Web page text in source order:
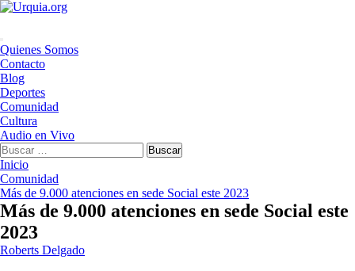
Saltar
Menú
principal
Quienes Somos
Contacto
Blog
Deportes
Comunidad
Cultura
Audio en Vivo
Buscar:
Inicio
Comunidad
Más de 9.000 atenciones en sede Social este 2023
Más de 9.000 atenciones en sede Social este
2023
Roberts Delgado